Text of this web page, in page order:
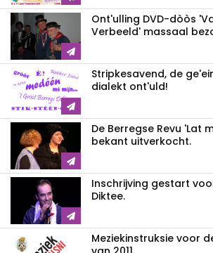
Ont'ulling DVD-dòòs
Verbeeld' massaal
Stripkesavend, de
dialekt ont'uld!
De Berregse Revu 'Lat
bekant uitverkocht.
Inschrijving gestart
Diktee.
Meziekinstruksie voor